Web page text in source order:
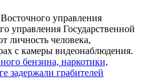
управления
управления Государственной
личность человека,
с камеры видеонаблюдения.